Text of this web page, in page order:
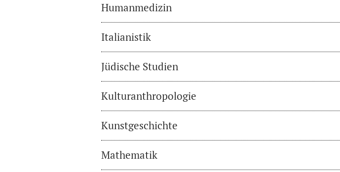
Humanmedizin
Italianistik
Jüdische Studien
Kulturanthropologie
Kunstgeschichte
Mathematik